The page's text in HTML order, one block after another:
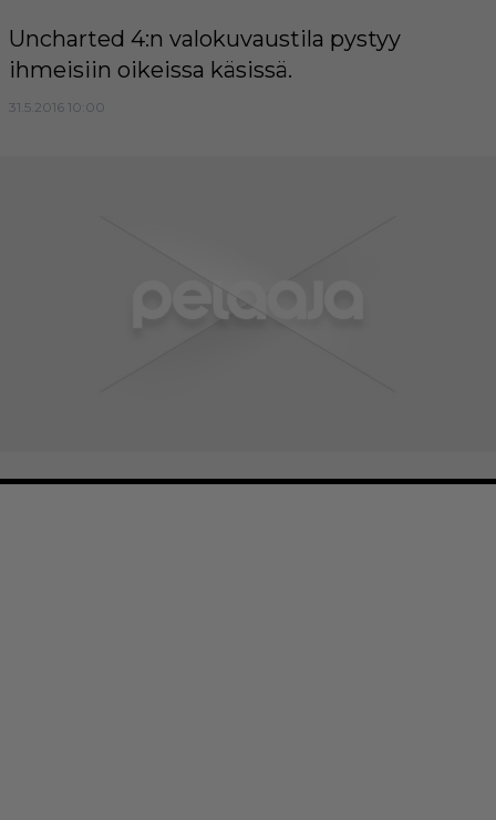
Uncharted 4:n valokuvaustila pystyy
ihmeisiin oikeissa käsissä.
31.5.2016 10:00